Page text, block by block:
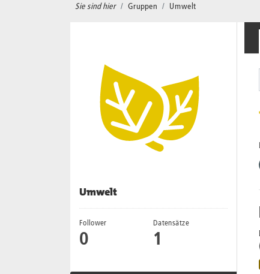
Sie sind hier Gruppen Umwelt
Umwelt
Follower
0
Datensätze
1